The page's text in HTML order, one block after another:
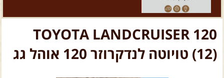
הדרכותנהיגה
המדריכיםשלנו
חנותשבילים
TOYOTA LANDCRUISER 120
(12) טויוטה לנדקרוזר 120 אוהל גג